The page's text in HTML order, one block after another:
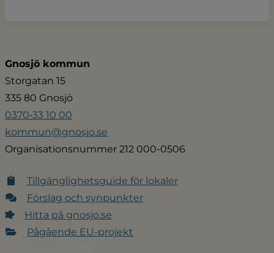
Gnosjö kommun
Storgatan 15
335 80 Gnosjö
0370‑33 10 00
kommun@gnosjo.se
Organisationsnummer 212 000-0506
Tillgänglighetsguide för lokaler
Förslag och synpunkter
Hitta på gnosjo.se
Pågående EU-projekt